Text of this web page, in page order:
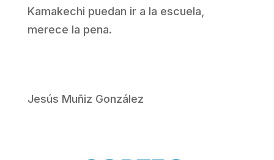
Kamakechi puedan ir a la escuela,
merece la pena.
Jesús Muñiz González